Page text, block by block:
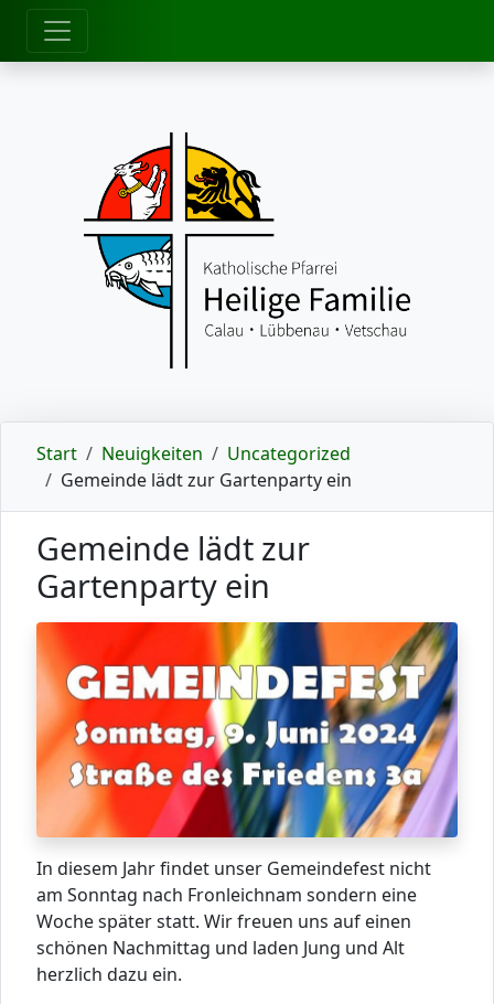
zum Inhalt
Start Neuigkeiten
Uncategorized
Gemeinde lädt zur Gartenparty ein
Gemeinde lädt zur
Gartenparty ein
In diesem Jahr findet unser Gemeindefest nicht
am Sonntag nach Fronleichnam sondern eine
Woche später statt. Wir freuen uns auf einen
schönen Nachmittag und laden Jung und Alt
herzlich dazu ein.